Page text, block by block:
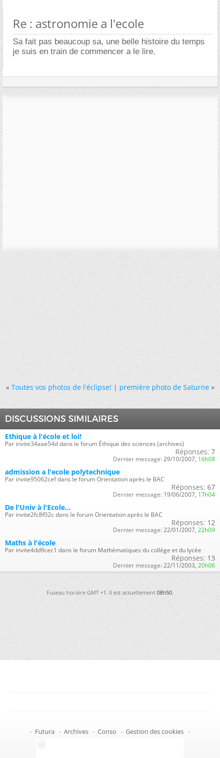
Re : astronomie a l'ecole
Sa fait pas beaucoup sa, une belle histoire du temps
je suis en train de commencer a le lire.
« Toutes vos photos de l'éclipse!|première photo de Saturne »
DISCUSSIONS SIMILAIRES
Ethique à l'école et loi!
Par invite34aae54d dans le forum Éthique des sciences (archives)
Réponses: 7
Dernier message: 29/10/2007, 16h08
admission a l'ecole polytechnique
Par invite95062cef dans le forum Orientation après le BAC
Réponses: 67
Dernier message: 19/06/2007, 17h04
De l'Univ à l'Ecole...
Par invite2fc8f02c dans le forum Orientation après le BAC
Réponses: 12
Dernier message: 22/01/2007, 22h09
Maths à l'école
Par invite4dd9cec1 dans le forum Mathématiques du collège et du lycée
Réponses: 13
Dernier message: 22/11/2003, 20h06
Fuseau horaire GMT +1. Il est actuellement08h50.
- Futura - Archives - Conso - Gestion des cookies -